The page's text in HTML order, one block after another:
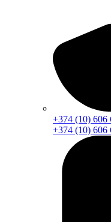
+374 (10) 606
+374 (10) 606